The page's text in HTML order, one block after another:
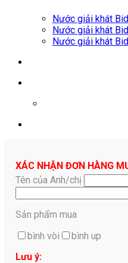
Nước giải khát
Nước giải khát
Nước giải khát
XÁC NHẬN ĐƠN HÀNG
Tên của Anh/chị
Sản phẩm mua
bình vòi
bình up
Lưu ý: